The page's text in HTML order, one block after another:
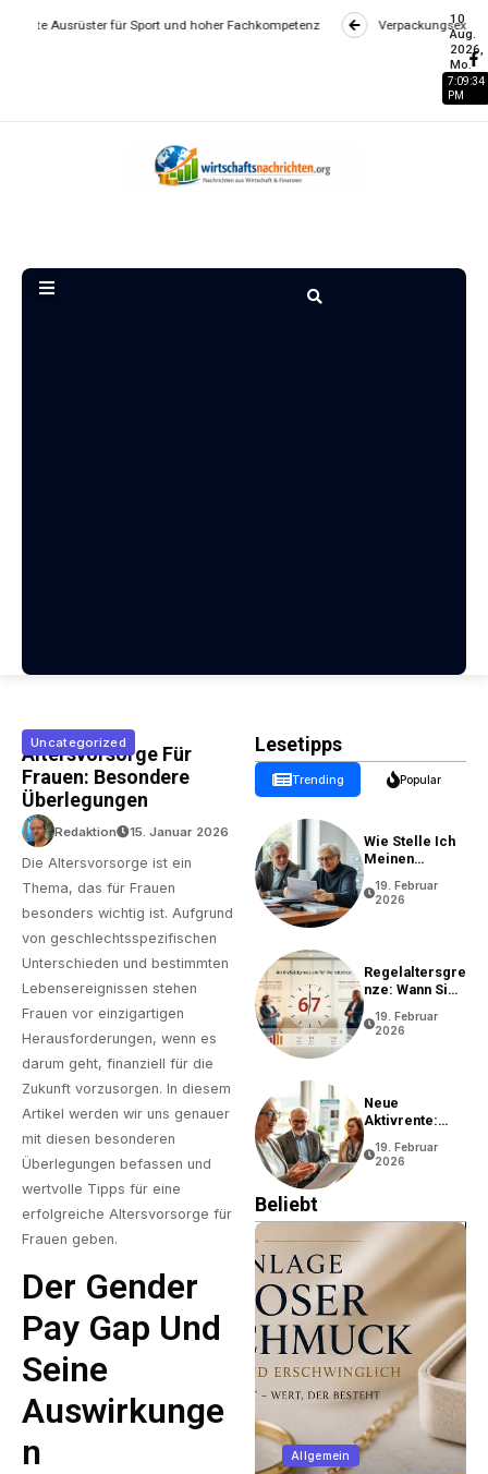
und hoher Fachkompetenz Verpackungsexperte mit
10
Aug.
2026,
Mo.
7:09:35
PM
Uncategorized
Altersvorsorge Für
Frauen: Besondere
Überlegungen
Redaktion 15. Januar 2026
Die Altersvorsorge ist ein
Thema, das für Frauen
besonders wichtig ist. Aufgrund
von geschlechtsspezifischen
Unterschieden und bestimmten
Lebensereignissen stehen
Frauen vor einzigartigen
Herausforderungen, wenn es
darum geht, finanziell für die
Zukunft vorzusorgen. In diesem
Artikel werden wir uns genauer
mit diesen besonderen
Überlegungen befassen und
wertvolle Tipps für eine
erfolgreiche Altersvorsorge für
Frauen geben.
Der Gender
Pay Gap Und
Seine
Auswirkunge
N
Lesetipps
Trending Popular
Wie Stelle Ich
Meinen
19. Februar
2026
Regelaltersgre
Nze: Wann Sie
Können
19. Februar
2026
Neue
Aktivrente:
Bedingungen
19. Februar
2026
Beliebt
Allgemein